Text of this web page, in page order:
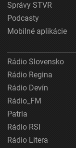
Správy STVR
Podcasty
Mobilné aplikácie
Rádio Slovensko
Rádio Regina
Rádio Devín
Rádio_FM
Patria
Rádio RSI
Rádio Litera